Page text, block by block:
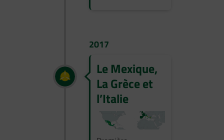
2017
Le Mexique,
La Grèce et
l’Italie